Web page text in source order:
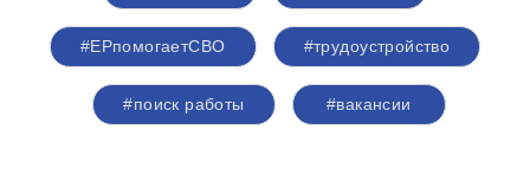
#ЕРпомогаетСВО #трудоустройство
#поиск работы #вакансии